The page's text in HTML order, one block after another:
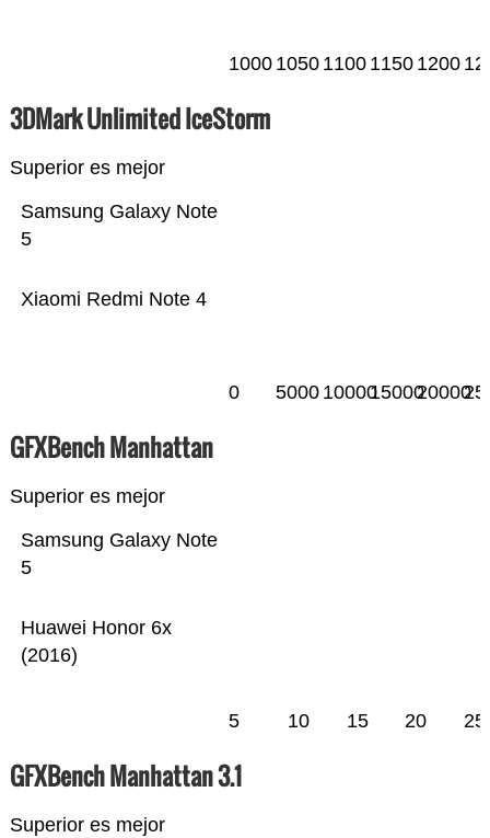
1000 1050 1100 1150 1200
3DMark Unlimited IceStorm
Superior es mejor
Xiaomi Redmi Note 4
Samsung Galaxy Note
5
0 5000 100001500020000
GFXBench Manhattan
Superior es mejor
Huawei Honor 6x
(2016)
Samsung Galaxy Note
5
5 10 15 20 25
GFXBench Manhattan 3.1
Superior es mejor